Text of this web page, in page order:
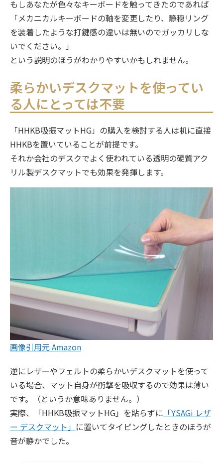
もしあなたが色々なキーボードを触ってきたのであれば
「メカニカルキーボードの軸を変更したり、静穏リング
を装着したような打鍵感の違いは無いのでガッカリしな
いでください。」
という説明のほうがわかりやすいかもしれません。
柔らかいデスクマットを使ってい
る人にとっては不要
「HHKB吸振マットHG」の購入を検討する人は机に直接
HHKBを置いていることが前提です。
それか会社のデスクでよく使われている透明の硬質アク
リル製デスクマットでも効果を発揮します。
画像引用元 Amazon
逆にレザーやフェルトの柔らかいデスクマットを使って
いる場合、マット自身が衝撃を吸収するので効果は薄い
です。（というか意味ありません。）
実際、「HHKB吸振マットHG」を貼らずに 「YSAGi レザ
ー デスクマット」 に置いてタイピングしたときのほうが
音が静かでした。